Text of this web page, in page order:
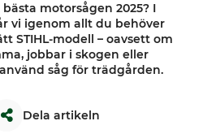
motorsågen 2025? I
vi igenom allt du behöver
STIHL-modell – oavsett om
jobbar i skogen eller
såg för trädgården.
Dela artikeln